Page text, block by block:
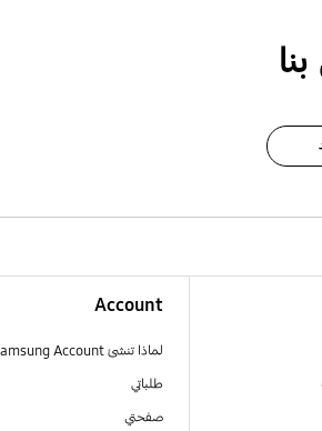
Account
لماذا تنشئ Samsung Account
طلباتي
صفحتي